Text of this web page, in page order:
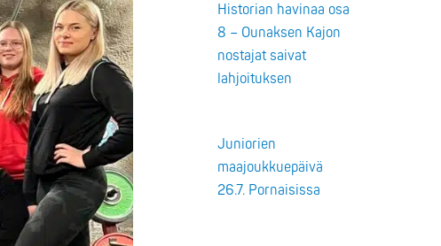
Historian havinaa osa
8 – Ounaksen Kajon
nostajat saivat
lahjoituksen
Juniorien
maajoukkuepäivä
26.7. Pornaisissa